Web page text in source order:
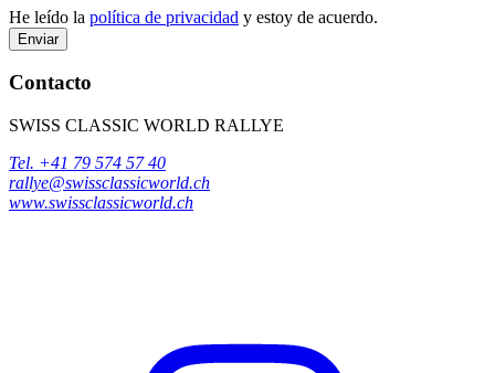
He leído la política de privacidad y estoy de acuerdo.
Enviar
Contacto
SWISS CLASSIC WORLD RALLYE
Tel. +41 79 574 57 40
rallye@swissclassicworld.ch
www.swissclassicworld.ch